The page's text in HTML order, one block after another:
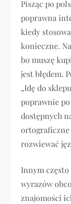
Pisząc po
poprawna
kiedy
konieczne.
bo muszę
jest błędem.
„Idę do
poprawnie
dostępnych
ortograficzne
rozwiewać
Innym często
wyrazów
znajomości